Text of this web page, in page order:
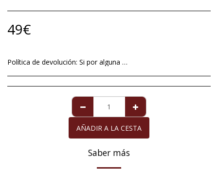
49€
Política de devolución: Si por alguna excepcional situación no está satisfech@ con el artículo que le hemos mandado, tiene un plazo máximo de 14 días a contar a partir de la fecha de entrega , para devolverlo. Imperfecciones en perlas de cultivo no será motivo aceptable de devolución ya que éstas son totalmente naturales y no se pueden alterar dándole formas redondas y perfectas. Para la perla de Mallorca que viene acompañada de la garantía de diez años, la garantía cubre cualquier defecto exclusivamente de la perla, siempre y cuando ésta haya recibido los cuidados necesarios. La devolución del importe de la compra, cuando proceda, se realizará en el mismo medio de pago con el que usted adquirió el artículo que devuelve.
AÑADIR A LA CESTA
Saber más